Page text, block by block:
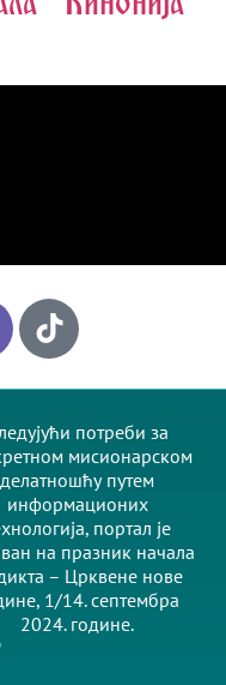
потреби за
мисионарском
делатношћу путем
информационих
портал је
на празник начала
– Црквене нове
1/14. септембра
2024. године.